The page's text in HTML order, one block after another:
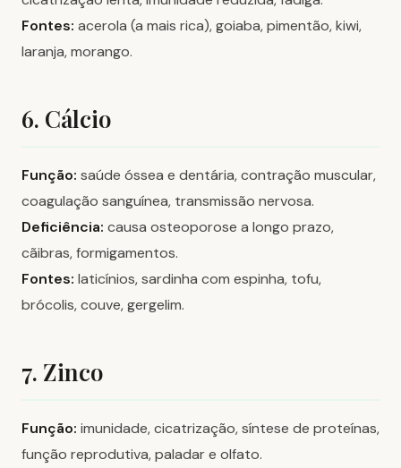
Fontes: acerola (a mais rica), goiaba, pimentão, kiwi,
laranja, morango.
6. Cálcio
Função: saúde óssea e dentária, contração muscular,
coagulação sanguínea, transmissão nervosa.
Deficiência: causa osteoporose a longo prazo,
cãibras, formigamentos.
Fontes: laticínios, sardinha com espinha, tofu,
brócolis, couve, gergelim.
7. Zinco
Função: imunidade, cicatrização, síntese de proteínas,
função reprodutiva, paladar e olfato.